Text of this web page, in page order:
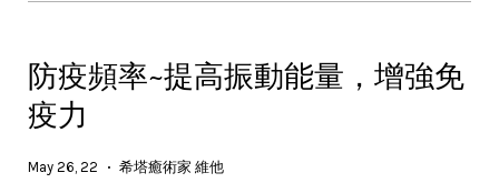
防疫頻率~提高振動能量，增強免
疫力
May 26, 22 • 希塔癒術家 維他